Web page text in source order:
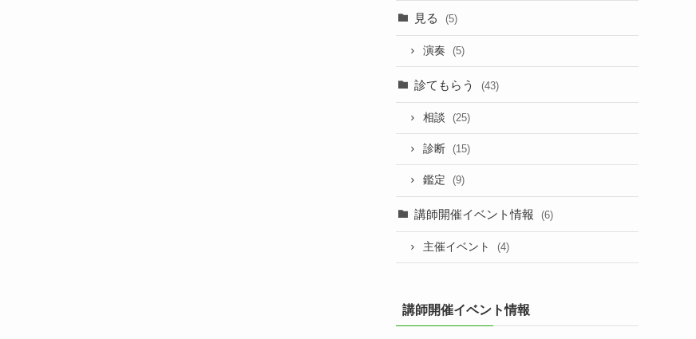
見る (5)
演奏 (5)
診てもらう (43)
相談 (25)
診断 (15)
鑑定 (9)
講師開催イベント情報 (6)
主催イベント (4)
講師開催イベント情報